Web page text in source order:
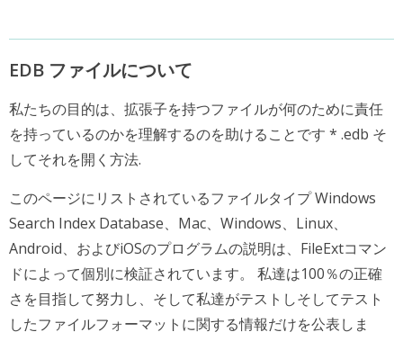
EDB ファイルについて
私たちの目的は、拡張子を持つファイルが何のために責任
を持っているのかを理解するのを助けることです * .edb そ
してそれを開く方法.
このページにリストされているファイルタイプ Windows
Search Index Database、Mac、Windows、Linux、
Android、およびiOSのプログラムの説明は、FileExtコマン
ドによって個別に検証されています。 私達は100％の正確
さを目指して努力し、そして私達がテストしそしてテスト
したファイルフォーマットに関する情報だけを公表しま